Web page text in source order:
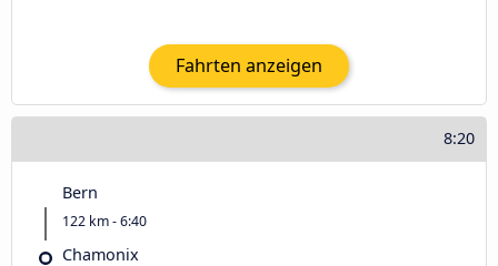
Fahrten anzeigen
8:20
Bern
122 km - 6:40
Chamonix